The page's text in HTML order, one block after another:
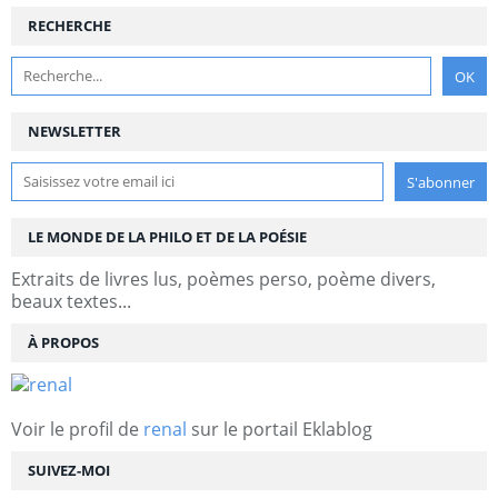
NEWSLETTER
SUIVEZ-MOI
RECHERCHE
LE MONDE DE LA PHILO ET DE LA POÉSIE
Extraits de livres lus, poèmes perso, poème divers,
beaux textes...
À PROPOS
Voir le profil de renal sur le portail Eklablog